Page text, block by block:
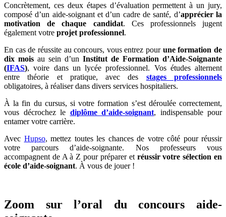
Concrètement, ces deux étapes d’évaluation permettent à un jury,
composé d’un aide-soignant et d’un cadre de santé, d’apprécier la
motivation de chaque candidat. Ces professionnels jugent
également votre projet professionnel.
En cas de réussite au concours, vous entrez pour une formation de
dix mois au sein d’un Institut de Formation d’Aide-Soignante
(IFAS), voire dans un lycée professionnel. Vos études alternent
entre théorie et pratique, avec des stages professionnels
obligatoires, à réaliser dans divers services hospitaliers.
À la fin du cursus, si votre formation s’est déroulée correctement,
vous décrochez le diplôme d’aide-soignant, indispensable pour
entamer votre carrière.
Avec Hupso, mettez toutes les chances de votre côté pour réussir
votre parcours d’aide-soignante. Nos professeurs vous
accompagnent de A à Z pour préparer et réussir votre sélection en
école d’aide-soignant. À vous de jouer !
Zoom sur l’oral du concours aide-